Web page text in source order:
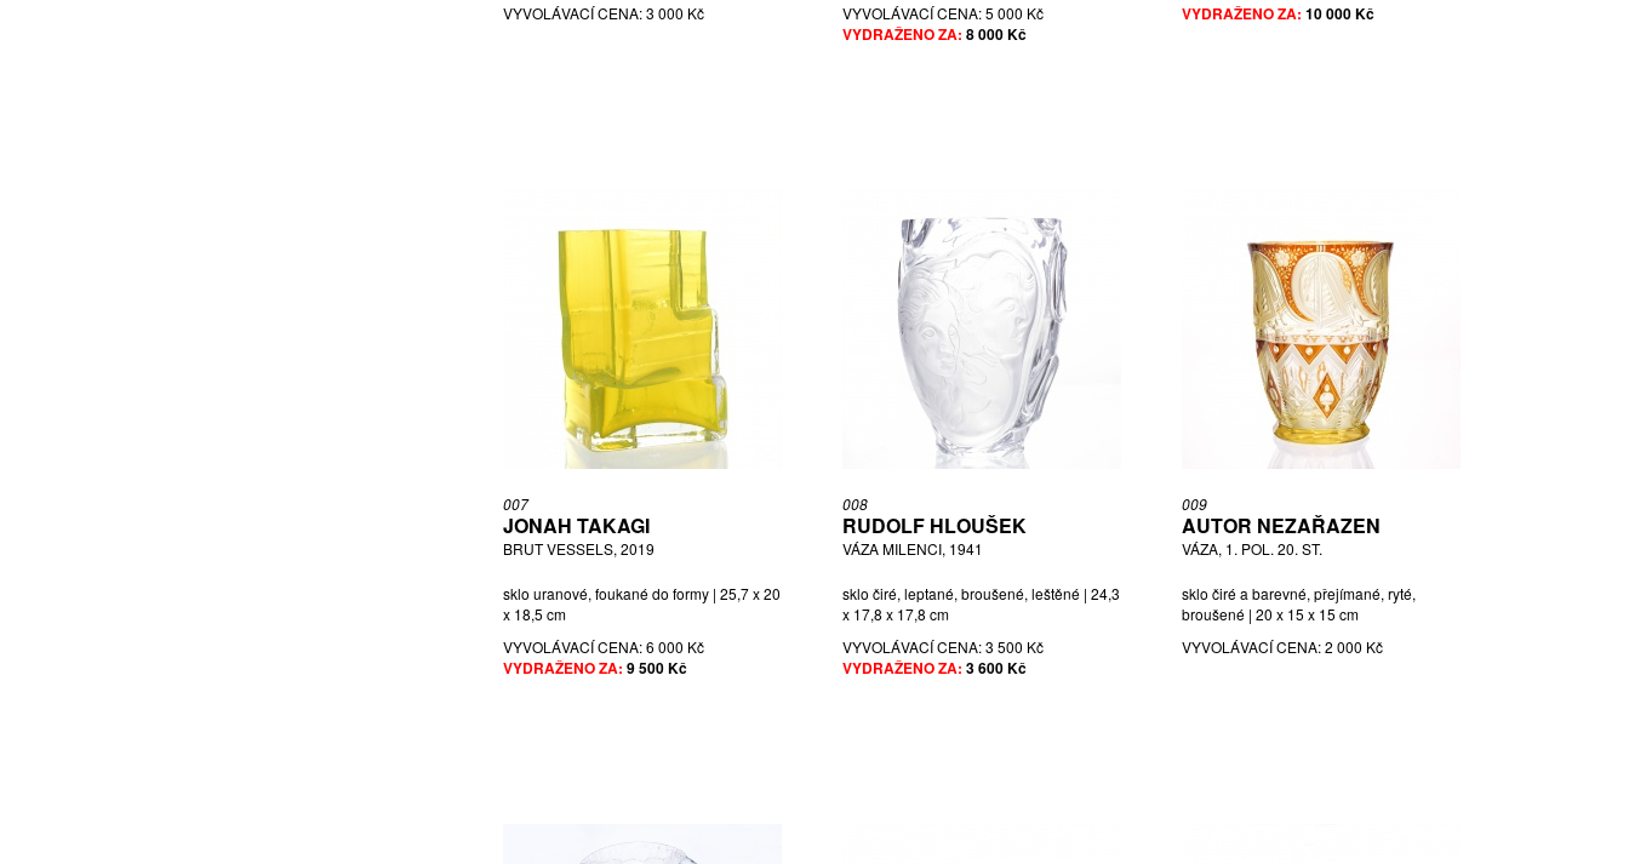
VYVOLÁVACÍ CENA:3 000 Kč
VYVOLÁVACÍ CENA:5 000 Kč
VYDRAŽENO ZA: 8 000 Kč
VYDRAŽENO ZA: 10 000 Kč
007
JONAH TAKAGI
BRUT VESSELS, 2019
sklo uranové, foukané do formy | 25,7 x 20
x 18,5 cm
VYVOLÁVACÍ CENA:6 000 Kč
VYDRAŽENO ZA: 9 500 Kč
008
RUDOLF HLOUŠEK
VÁZA MILENCI, 1941
sklo čiré, leptané, broušené, leštěné | 24,3
x 17,8 x 17,8 cm
VYVOLÁVACÍ CENA:3 500 Kč
VYDRAŽENO ZA: 3 600 Kč
009
AUTOR NEZAŘAZEN
VÁZA, 1. POL. 20. ST.
sklo čiré a barevné, přejímané, ryté,
broušené | 20 x 15 x 15 cm
VYVOLÁVACÍ CENA:2 000 Kč